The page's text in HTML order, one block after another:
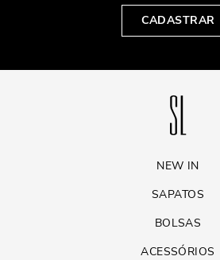
CADASTRAR
NEW IN
SAPATOS
BOLSAS
ACESSÓRIOS